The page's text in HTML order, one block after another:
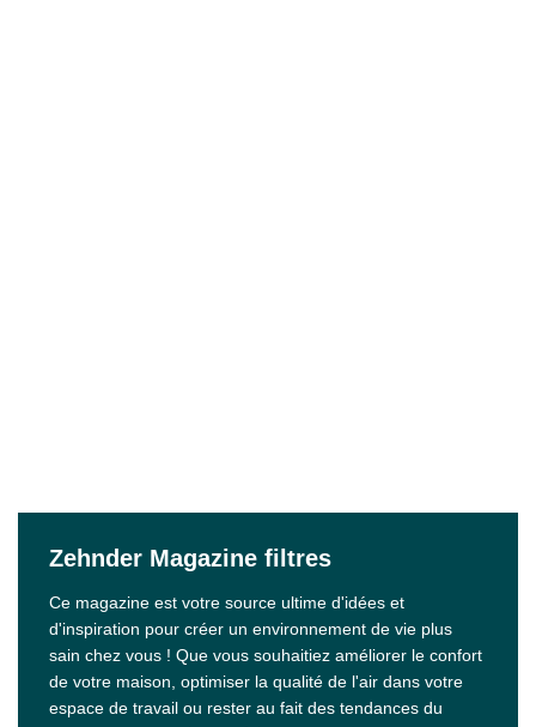
Zehnder Magazine filtres
Ce magazine est votre source ultime d'idées et
d'inspiration pour créer un environnement de vie plus
sain chez vous ! Que vous souhaitiez améliorer le confort
de votre maison, optimiser la qualité de l'air dans votre
espace de travail ou rester au fait des tendances du